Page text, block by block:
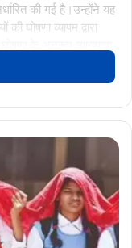
की गई है।उन्होंने यह
घोषणा व्यापम द्वारा
जारी किए जाएंगे।